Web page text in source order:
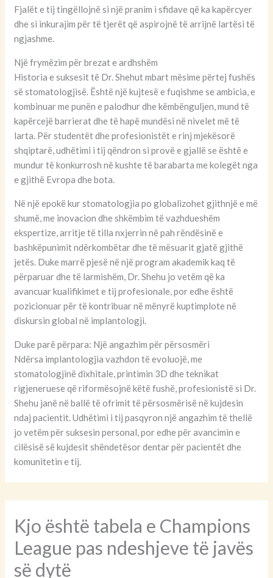
Fjalët e tij tingëllojnë si një pranim i sfidave që ka kapërcyer
dhe si inkurajim për të tjerët që aspirojnë të arrijnë lartësi të
ngjashme.
Një frymëzim për brezat e ardhshëm
Historia e suksesit të Dr. Shehut mbart mësime përtej fushës
së stomatologjisë. Është një kujtesë e fuqishme se ambicia, e
kombinuar me punën e palodhur dhe këmbënguljen, mund të
kapërcejë barrierat dhe të hapë mundësi në nivelet më të
larta. Për studentët dhe profesionistët e rinj mjekësorë
shqiptarë, udhëtimi i tij qëndron si provë e gjallë se është e
mundur të konkurrosh në kushte të barabarta me kolegët nga
e gjithë Evropa dhe bota.
Në një epokë kur stomatologjia po globalizohet gjithnjë e më
shumë, me inovacion dhe shkëmbim të vazhdueshëm
ekspertize, arritje të tilla nxjerrin në pah rëndësinë e
bashkëpunimit ndërkombëtar dhe të mësuarit gjatë gjithë
jetës. Duke marrë pjesë në një program akademik kaq të
përparuar dhe të larmishëm, Dr. Shehu jo vetëm që ka
avancuar kualifikimet e tij profesionale, por edhe është
pozicionuar për të kontribuar në mënyrë kuptimplote në
diskursin global në implantologji.
Duke parë përpara: Një angazhim për përsosmëri
Ndërsa implantologjia vazhdon të evoluojë, me
stomatologjinë dixhitale, printimin 3D dhe teknikat
rigjeneruese që riformësojnë këtë fushë, profesionistë si Dr.
Shehu janë në ballë të ofrimit të përsosmërisë në kujdesin
ndaj pacientit. Udhëtimi i tij pasqyron një angazhim të thellë
jo vetëm për suksesin personal, por edhe për avancimin e
cilësisë së kujdesit shëndetësor dentar për pacientët dhe
komunitetin e tij.
Kjo është tabela e Champions
League pas ndeshjeve të javës
së dytë